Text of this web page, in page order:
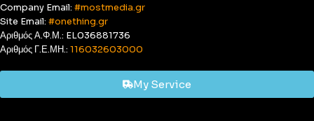
Company Email: #mostmedia.gr
Site Email: #onething.gr
Αριθμός Α.Φ.Μ.: EL036881736
Αριθμός Γ.Ε.ΜΗ.: 116032603000
My Service